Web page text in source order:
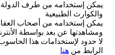
يمكن إستخدامه من طرف الدولة
والكوارث الطبيعية
يمكن إستخدامه من أصحاب
ومشاهدتها عن بعد بواسطة
لا حدود لإستخدامات هذا
الرابط من هنا